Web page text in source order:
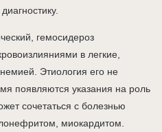
гемосидероз
в легкие,
Этиология его не
появляются указания на роль
сочетаться с болезнью
миокардитом.